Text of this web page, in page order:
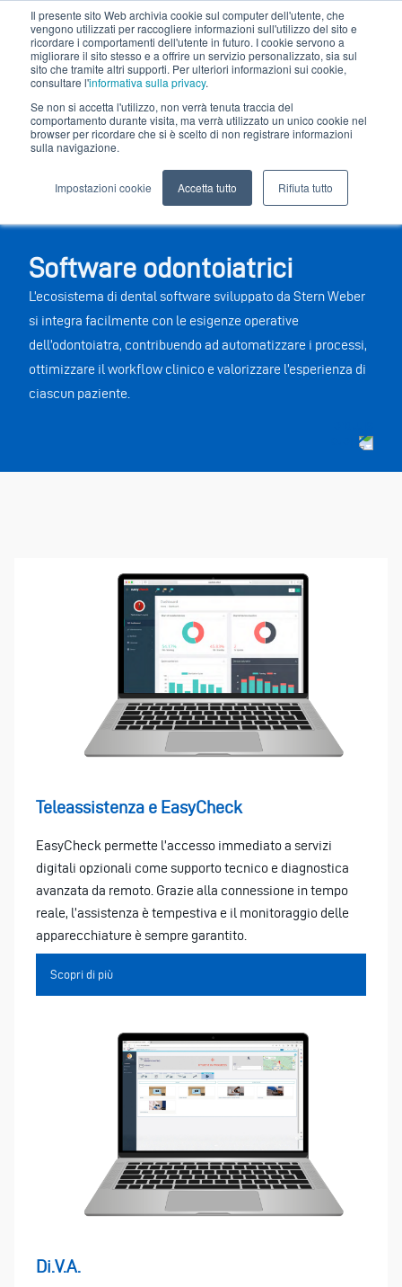
Il presente sito Web archivia cookie sul computer dell'utente, che
vengono utilizzati per raccogliere informazioni sull'utilizzo del sito e
ricordare i comportamenti dell'utente in futuro. I cookie servono a
migliorare il sito stesso e a offrire un servizio personalizzato, sia sul
sito che tramite altri supporti. Per ulteriori informazioni sui cookie,
consultare l'informativa sulla privacy.
Se non si accetta l'utilizzo, non verrà tenuta traccia del
comportamento durante visita, ma verrà utilizzato un unico cookie nel
browser per ricordare che si è scelto di non registrare informazioni
sulla navigazione.
Impostazioni cookie Accetta tutto Rifiuta tutto
Software odontoiatrici
L’ecosistema di dental software sviluppato da Stern Weber
si integra facilmente con le esigenze operative
dell’odontoiatra, contribuendo ad automatizzare i processi,
ottimizzare il workflow clinico e valorizzare l’esperienza di
ciascun paziente.
Teleassistenza e EasyCheck
EasyCheck permette l’accesso immediato a servizi
digitali opzionali come supporto tecnico e diagnostica
avanzata da remoto. Grazie alla connessione in tempo
reale, l’assistenza è tempestiva e il monitoraggio delle
apparecchiature è sempre garantito.
Scopri di più
Di.V.A.